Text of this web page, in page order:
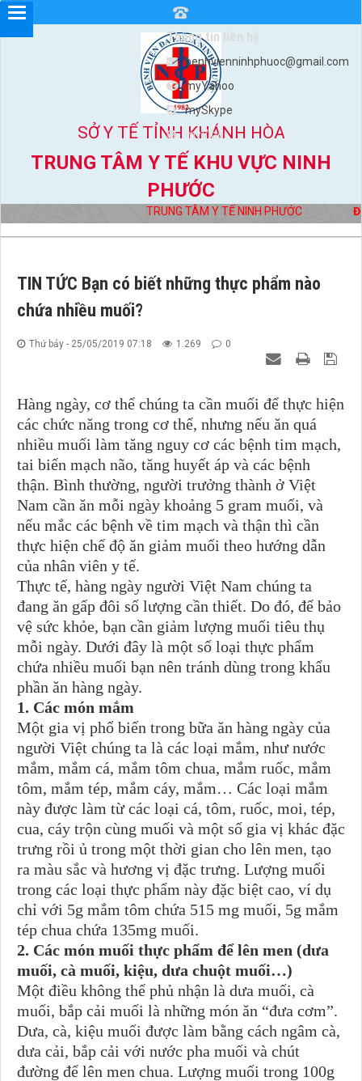
SỞ Y TẾ TỈNH KHÁNH HÒA
TRUNG TÂM Y TẾ KHU VỰC NINH
PHƯỚC
TRUNG TÂM Y TẾ NINH PHƯỚC
Thông tin liên hệ
benhvienninhphuoc@gmail.com
myYahoo
mySkype
myViber
TIN TỨC Bạn có biết những thực phẩm nào
chứa nhiều muối?
Thứ bảy - 25/05/2019 07:18 1.269 0
Hàng ngày, cơ thể chúng ta cần muối để thực hiện
các chức năng trong cơ thể, nhưng nếu ăn quá
nhiều muối làm tăng nguy cơ các bệnh tim mạch,
tai biến mạch não, tăng huyết áp và các bệnh
thận. Bình thường, người trưởng thành ở Việt
Nam cần ăn mỗi ngày khoảng 5 gram muối, và
nếu mắc các bệnh về tim mạch và thận thì cần
thực hiện chế độ ăn giảm muối theo hướng dẫn
của nhân viên y tế.
Thực tế, hàng ngày người Việt Nam chúng ta
đang ăn gấp đôi số lượng cần thiết. Do đó, để bảo
vệ sức khỏe, bạn cần giảm lượng muối tiêu thụ
mỗi ngày. Dưới đây là một số loại thực phẩm
chứa nhiều muối bạn nên tránh dùng trong khẩu
phần ăn hàng ngày.
1. Các món mắm
Một gia vị phổ biến trong bữa ăn hàng ngày của
người Việt chúng ta là các loại mắm, như nước
mắm, mắm cá, mắm tôm chua, mắm ruốc, mắm
tôm, mắm tép, mắm cáy, mắm… Các loại mắm
này được làm từ các loại cá, tôm, ruốc, moi, tép,
cua, cáy trộn cùng muối và một số gia vị khác đặc
trưng rồi ủ trong một thời gian cho lên men, tạo
ra màu sắc và hương vị đặc trưng. Lượng muối
trong các loại thực phẩm này đặc biệt cao, ví dụ
chỉ với 5g mắm tôm chứa 515 mg muối, 5g mắm
tép chua chứa 135mg muối.
2. Các món muối thực phẩm để lên men (dưa
muối, cà muối, kiệu, dưa chuột muối…)
Một điều không thể phủ nhận là dưa muối, cà
muối, bắp cải muối là những món ăn “đưa cơm”.
Dưa, cà, kiệu muối được làm bằng cách ngâm cà,
dưa cải, bắp cải với nước pha muối và chút
đường để lên men chua. Lượng muối trong 100g